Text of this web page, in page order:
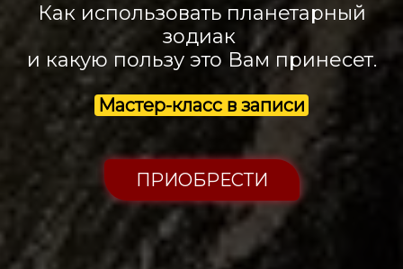
Как использовать планетарный
зодиак
и какую пользу это Вам принесет.
Мастер-класс в записи
ПРИОБРЕСТИ